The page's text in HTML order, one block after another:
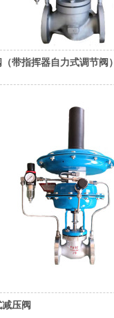
带指挥器自力式调节阀）
压阀